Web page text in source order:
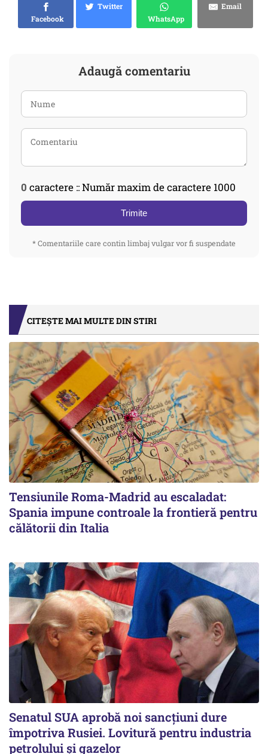
Facebook
Twitter
WhatsApp
Email
Adaugă comentariu
0 caractere :: Număr maxim de caractere 1000
Trimite
* Comentariile care contin limbaj vulgar vor fi suspendate
CITEȘTE MAI MULTE DIN STIRI
Tensiunile Roma-Madrid au escaladat:
Spania impune controale la frontieră pentru
călătorii din Italia
Senatul SUA aprobă noi sancțiuni dure
împotriva Rusiei. Lovitură pentru industria
petrolului și gazelor